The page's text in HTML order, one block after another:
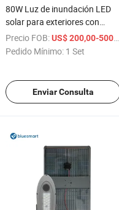
80W Luz de inundación LED
solar para exteriores con
panel solar luz del sol
Precio FOB: US$ 200,00-500,00
Pedido Mínimo: 1 Set
Enviar Consulta